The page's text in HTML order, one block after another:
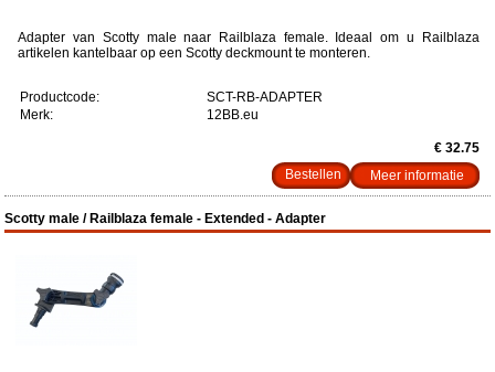
Adapter van Scotty male naar Railblaza female. Ideaal om u Railblaza
artikelen kantelbaar op een Scotty deckmount te monteren.
Productcode:
SCT-RB-ADAPTER
Merk:
12BB.eu
€ 32.75
Meer informatie
Scotty male / Railblaza female - Extended - Adapter